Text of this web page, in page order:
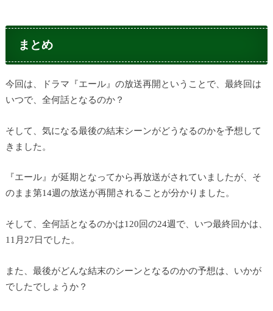
まとめ
今回は、ドラマ『エール』の放送再開ということで、最終回は
いつで、全何話となるのか？
そして、気になる最後の結末シーンがどうなるのかを予想して
きました。
『エール』が延期となってから再放送がされていましたが、そ
のまま第14週の放送が再開されることが分かりました。
そして、全何話となるのかは120回の24週で、いつ最終回かは、
11月27日でした。
また、最後がどんな結末のシーンとなるのかの予想は、いかが
でしたでしょうか？